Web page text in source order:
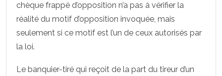
chèque frappé d’opposition n’a pas à vérifier la
réalité du motif d’opposition invoquée, mais
seulement si ce motif est l’un de ceux autorisés par
la loi.
Le banquier-tiré qui reçoit de la part du tireur d’un